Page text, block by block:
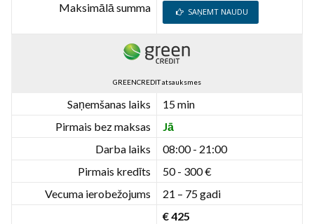
Maksimālā summa SAŅEMT NAUDU
GREENCREDIT atsauksmes
Saņemšanas laiks
15 min
Pirmais bez maksas
Jā
Darba laiks
08:00 - 21:00
Pirmais kredīts
50 - 300 €
Vecuma ierobežojums
21 – 75 gadi
€ 425